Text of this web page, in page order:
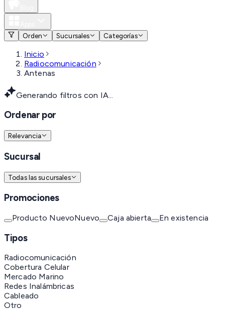
Orden
Sucursales Categorías
Inicio
Radiocomunicación
Antenas
Generando filtros con IA...
Ordenar por
Relevancia
Sucursal
Todas las sucursales
Promociones
Producto NuevoNuevo Caja abierta En existencia
Tipos
Radiocomunicación
Cobertura Celular
Mercado Marino
Redes Inalámbricas
Cableado
Otro